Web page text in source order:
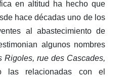
en altitud ha hecho que
hace décadas uno de los
al abastecimiento de
algunos nombres
Rigoles, rue des Cascades,
las relacionadas con el